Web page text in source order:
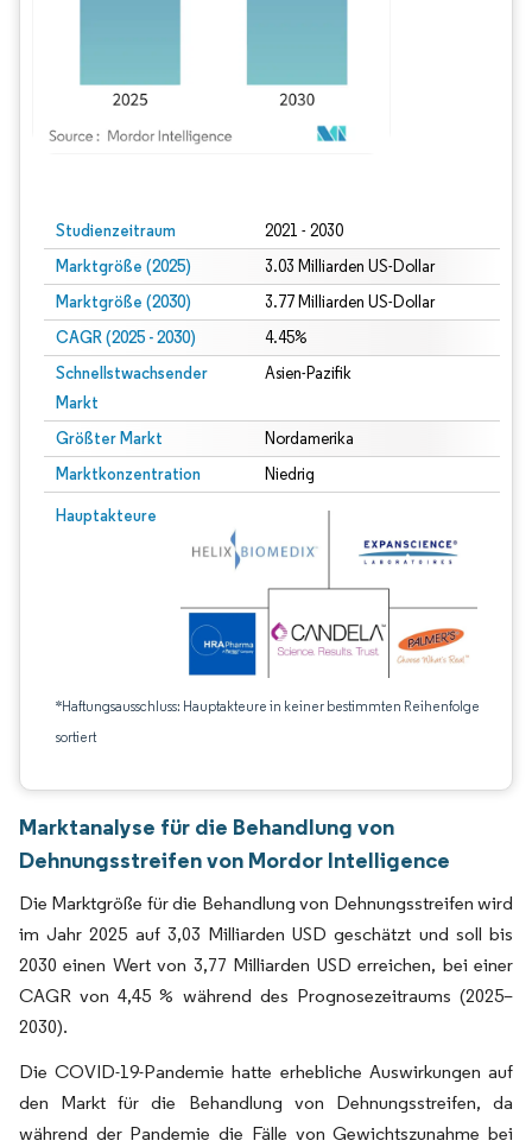
Studienzeitraum 2021 - 2030
Marktgröße (2025) 3.03 Milliarden US-Dollar
Marktgröße (2030) 3.77 Milliarden US-Dollar
CAGR (2025 - 2030) 4.45%
Schnellstwachsender
Markt
Asien-Pazifik
Größter Markt Nordamerika
Marktkonzentration Niedrig
Hauptakteure
*Haftungsausschluss: Hauptakteure in keiner bestimmten Reihenfolge
sortiert
Marktanalyse für die Behandlung von
Dehnungsstreifen von Mordor Intelligence
Die Marktgröße für die Behandlung von Dehnungsstreifen wird
im Jahr 2025 auf 3,03 Milliarden USD geschätzt und soll bis
2030 einen Wert von 3,77 Milliarden USD erreichen, bei einer
CAGR von 4,45 % während des Prognosezeitraums (2025–
2030).
Die COVID-19-Pandemie hatte erhebliche Auswirkungen auf
den Markt für die Behandlung von Dehnungsstreifen, da
während der Pandemie die Fälle von Gewichtszunahme bei